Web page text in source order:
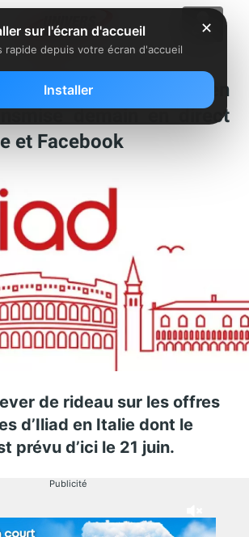
des offres en
demain en direct
et Facebook
de rideau sur les offres
d’Iliad en Italie dont le
prévu d’ici le 21 juin.
Publicité
✕
sur l'écran d'accueil
rapide depuis votre écran d'accueil
Installer